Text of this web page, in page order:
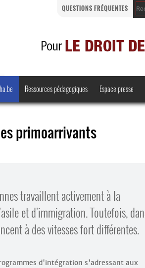
QUESTIONS FRÉQUENTES
Ressources pédagogiques Espace presse
primo­arrivants
travaillent activement à la
et d'immigration. Toutefois,
à des vitesses fort différentes.
d'intégration s'adressant aux